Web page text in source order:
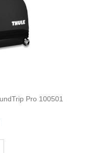
Pro 100501